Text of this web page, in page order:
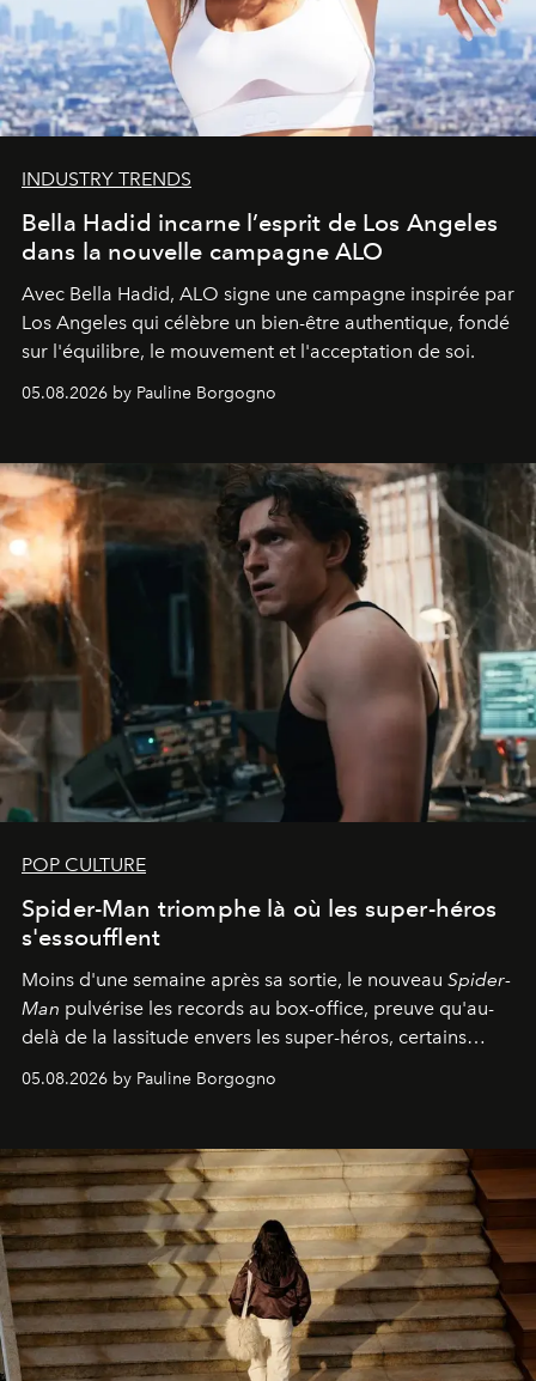
INDUSTRY TRENDS
Bella Hadid incarne l’esprit de Los Angeles
dans la nouvelle campagne ALO
Avec Bella Hadid, ALO signe une campagne inspirée par
Los Angeles qui célèbre un bien-être authentique, fondé
sur l'équilibre, le mouvement et l'acceptation de soi.
05.08.2026 by Pauline Borgogno
POP CULTURE
Spider-Man triomphe là où les super-héros
s'essoufflent
Moins d'une semaine après sa sortie, le nouveau Spider-
Man pulvérise les records au box-office, preuve qu'au-
delà de la lassitude envers les super-héros, certains
personnages continuent de susciter une ferveur intacte.
05.08.2026 by Pauline Borgogno